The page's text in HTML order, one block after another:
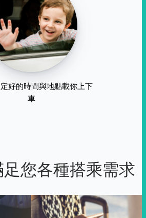
好的時間與地點載你上下
車
您各種搭乘需求